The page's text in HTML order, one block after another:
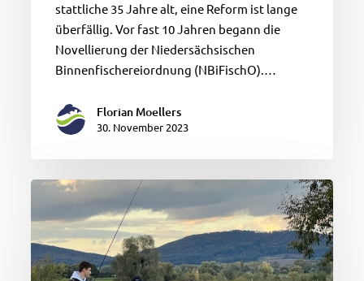
stattliche 35 Jahre alt, eine Reform ist lange
überfällig. Vor fast 10 Jahren begann die
Novellierung der Niedersächsischen
Binnenfischereiordnung (NBiFischO).…
Florian Moellers
30. November 2023
Angeln
Junge
Angelgäste
an